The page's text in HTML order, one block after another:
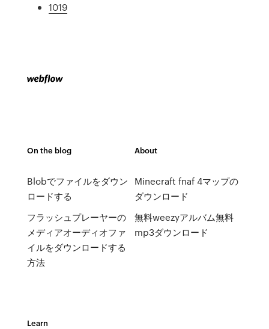
1019
On the blog
Blobでファイルをダウン
ロードする
フラッシュプレーヤーの
メディアオーディオファ
イルをダウンロードする
方法
About
Minecraft fnaf 4マップの
ダウンロード
無料weezyアルバム無料
mp3ダウンロード
Learn